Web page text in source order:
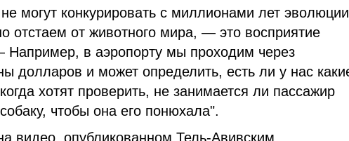
могут конкурировать с миллионами лет
отстаем от животного мира, — это восприятие
в аэропорту мы проходим через
долларов и может определить, есть ли у нас
хотят проверить, не занимается ли пассажир
чтобы она его понюхала".
видео, опубликованном Тель-Авивским